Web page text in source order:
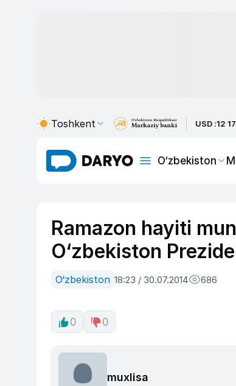
Toshkent USD :12
O‘zbekiston
Ramazon hayiti
O‘zbekiston
O‘zbekiston 18:23 / 30.07.2014 686
0 0
muxlisa